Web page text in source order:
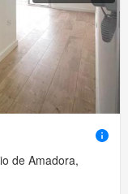
de Amadora,